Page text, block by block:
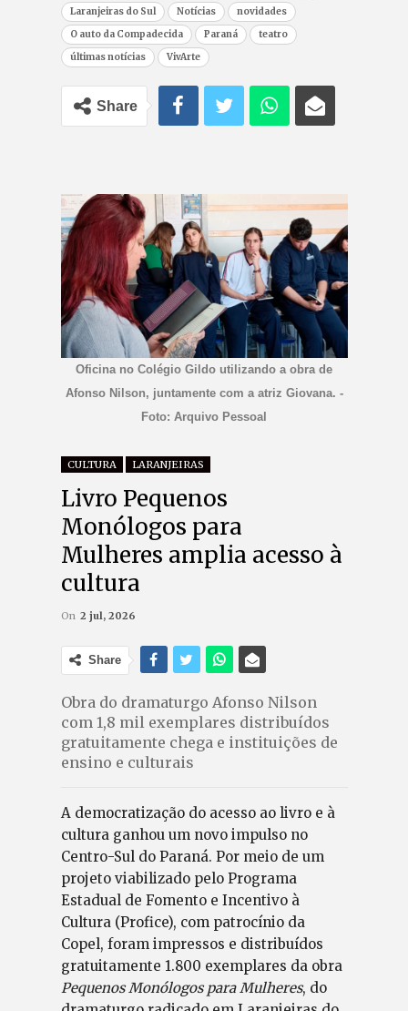
Laranjeiras do Sul
Notícias
novidades
O auto da Compadecida
Paraná
teatro
últimas notícias
VivArte
Share
Oficina no Colégio Gildo utilizando a obra de
Afonso Nilson, juntamente com a atriz Giovana. -
Foto: Arquivo Pessoal
CULTURA LARANJEIRAS
Livro Pequenos
Monólogos para
Mulheres amplia acesso à
cultura
On 2 jul, 2026
Share
Obra do dramaturgo Afonso Nilson
com 1,8 mil exemplares distribuídos
gratuitamente chega e instituições de
ensino e culturais
A democratização do acesso ao livro e à
cultura ganhou um novo impulso no
Centro-Sul do Paraná. Por meio de um
projeto viabilizado pelo Programa
Estadual de Fomento e Incentivo à
Cultura (Profice), com patrocínio da
Copel, foram impressos e distribuídos
gratuitamente 1.800 exemplares da obra
Pequenos Monólogos para Mulheres, do